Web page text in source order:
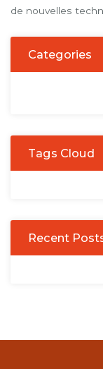
de nouvelles
Categories
Tags Cloud
Recent